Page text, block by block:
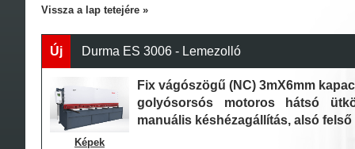
Vissza a lap tetejére
Új Durma ES 3006 - Lemezolló
Képek
Fix vágószögű (NC) 3mX6mm
golyósorsós motoros hátsó
manuális késhézagállítás, alsó